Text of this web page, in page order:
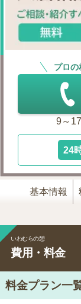
プロの
9～
24
基本情報
いわむらの憩
費用・料金
料金プラン一